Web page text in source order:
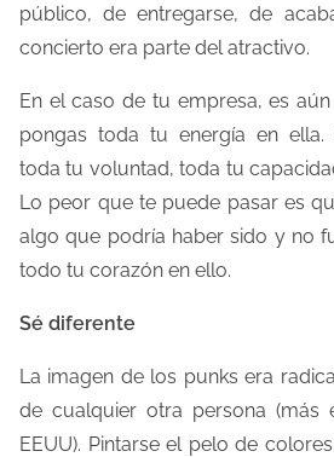
público, de entregarse, de
concierto era parte del atractivo.
En el caso de tu empresa, es
pongas toda tu energía en ella.
toda tu voluntad, toda tu
Lo peor que te puede pasar es
algo que podría haber sido y no
todo tu corazón en ello.
Sé diferente
La imagen de los punks era
de cualquier otra persona (más
EEUU). Pintarse el pelo de